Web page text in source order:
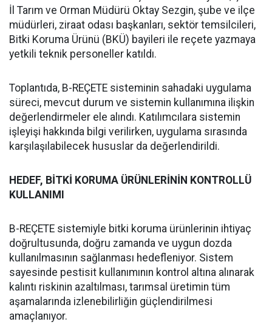
İl Tarım ve Orman Müdürü Oktay Sezgin, şube ve ilçe
müdürleri, ziraat odası başkanları, sektör temsilcileri,
Bitki Koruma Ürünü (BKÜ) bayileri ile reçete yazmaya
yetkili teknik personeller katıldı.
Toplantıda, B-REÇETE sisteminin sahadaki uygulama
süreci, mevcut durum ve sistemin kullanımına ilişkin
değerlendirmeler ele alındı. Katılımcılara sistemin
işleyişi hakkında bilgi verilirken, uygulama sırasında
karşılaşılabilecek hususlar da değerlendirildi.
HEDEF, BİTKİ KORUMA ÜRÜNLERİNİN KONTROLLÜ
KULLANIMI
B-REÇETE sistemiyle bitki koruma ürünlerinin ihtiyaç
doğrultusunda, doğru zamanda ve uygun dozda
kullanılmasının sağlanması hedefleniyor. Sistem
sayesinde pestisit kullanımının kontrol altına alınarak
kalıntı riskinin azaltılması, tarımsal üretimin tüm
aşamalarında izlenebilirliğin güçlendirilmesi
amaçlanıyor.